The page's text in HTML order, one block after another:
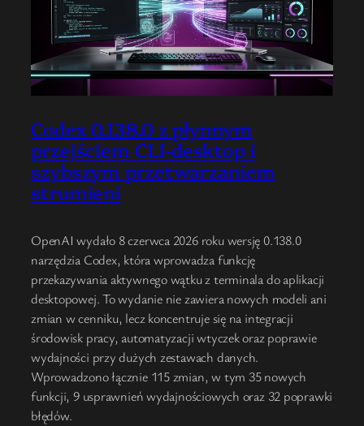
Codex 0.138.0 z płynnym
przejściem CLI-desktop i
szybszym przetwarzaniem
strumieni
OpenAI wydało 8 czerwca 2026 roku wersję 0.138.0
narzędzia Codex, która wprowadza funkcję
przekazywania aktywnego wątku z terminala do aplikacji
desktopowej. To wydanie nie zawiera nowych modeli ani
zmian w cenniku, lecz koncentruje się na integracji
środowisk pracy, automatyzacji wtyczek oraz poprawie
wydajności przy dużych zestawach danych.
Wprowadzono łącznie 115 zmian, w tym 35 nowych
funkcji, 9 usprawnień wydajnościowych oraz 32 poprawki
błędów.